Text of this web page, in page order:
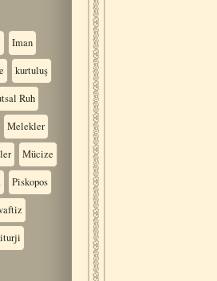
Iman
kurtuluş
Ruh
Melekler
Mücize
Piskopos